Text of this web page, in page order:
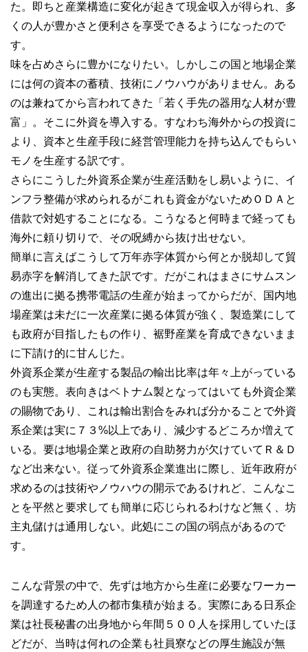
た。即ちと産業構造に変化が起きて現金収入が得られ、多
くの人が豊かさと便利さを享受できるようになったので
す。
味を占めさらに豊かになりたい。しかしこの国と地場企業
には何の資本の蓄積、技術にノウハウがありません。ある
のは兼ねてから言われてきた「若く手先の器用な人材が豊
富」。そこに外資を導入する。すなわち海外からの投資に
より、資本と生産手段に経営管理能力を持ち込んでもらい
モノを生産する訳です。
さらにこうした外資系企業が生産活動をし易いように、イ
ンフラ整備が求められるがこれも資金がないためＯＤＡと
借款で対処することになる。こうなると何時まで経っても
海外に頼り切りで、その呪縛から抜け出せない。
簡単に言えばこうして万年赤字体質から何とか脱却して貿
易赤字を解消してきた訳です。だがこれはまさにサムスン
の進出に拠る携帯電話の生産が始まってからだが、国内地
場産業は未だに一次産業に拠る体質が強く、製造業にして
も政府が目指したもの作り、裾野産業を育成できないまま
に下請け的に甘んじた。
外資系企業が生産する製品の輸出比率は年々上がっている
のも実態。表向きはベトナム製となってはいても外資企業
の賜物であり、これは輸出割合をみれば分かることで外資
系企業は実に７３%以上であり、減少するどころか増えて
いる。要は地場企業と政府の自助努力が欠けていてＲ＆Ｄ
など出来ない。従って外資系企業進出に際し、近年政府が
求めるのは技術やノウハウの開示であるけれど、こんなこ
とを平然と要求しても簡単に応じられるわけなど無く、坊
主丸儲けは通用しない。此処にこの国の弱点があるので
す。
こんな背景の中で、先ずは地方から生産に必要なワーカー
を調達するため人の都市集積が始まる。実際にある日系企
業は社長秘書の出身地から年間５００人を採用していたほ
どだが、当時は何れの企業も社員寮などの厚生施設が無